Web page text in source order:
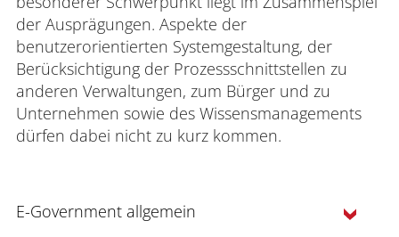
der Ausprägungen. Aspekte der
benutzerorientierten Systemgestaltung, der
Berücksichtigung der Prozessschnittstellen zu
anderen Verwaltungen, zum Bürger und zu
Unternehmen sowie des Wissensmanagements
dürfen dabei nicht zu kurz kommen.
E-Government allgemein